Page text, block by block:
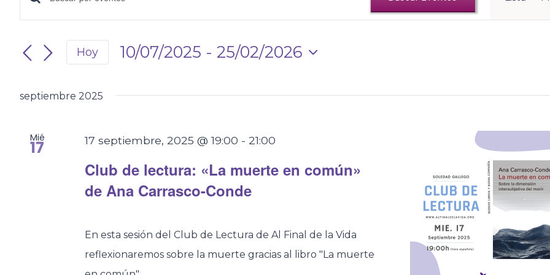
Navegación
de
búsqueda
y
vistas
Eventos
Introduce
palabra
clave.
Eventos
Hoy 10/07/2025 - 25/02/2026
fecha.
septiembre 2025
Mié
17
Club de lectura: «La muerte en común»
de Ana Carrasco-Conde
17 septiembre, 2025 @ 19:00 - 21:00
En esta sesión del Club de Lectura de Al Final de la Vida
reflexionaremos sobre la muerte gracias al libro "La muerte